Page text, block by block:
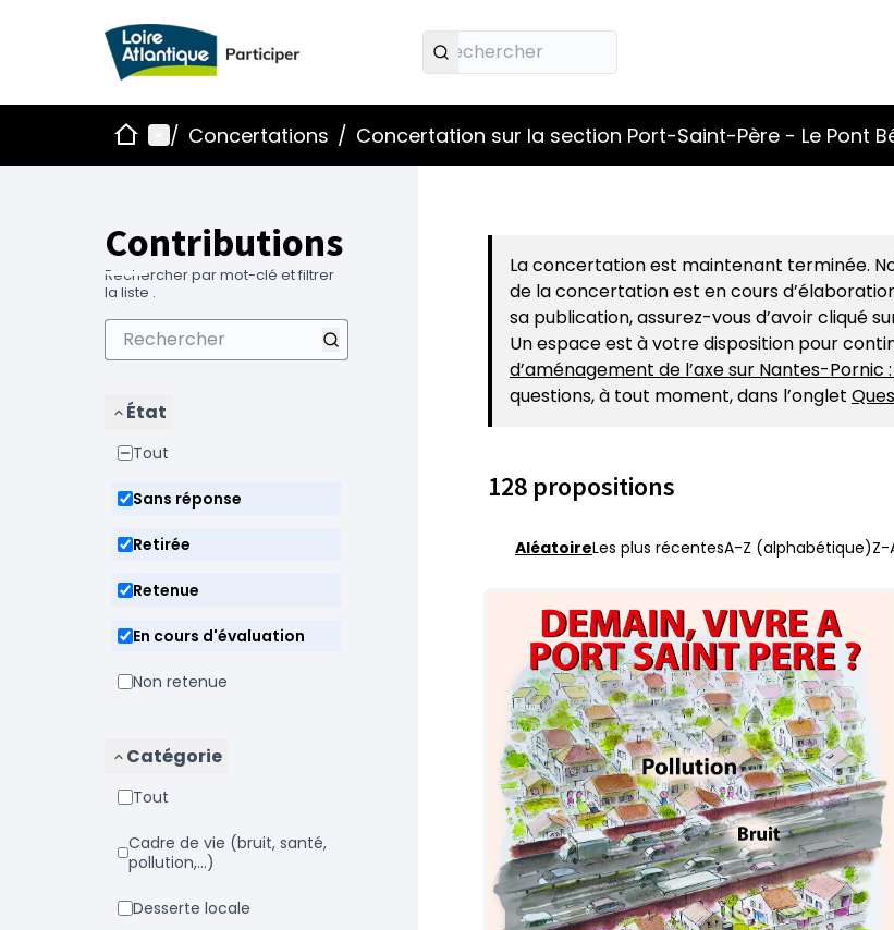
AccueilMenu principal
/ Concertations / Concertation sur la section Port-Saint-Père - Le Pont
Contributions
Rechercher par mot-clé et filtrer
la liste .
État
Tout
Sans réponse
Retirée
Retenue
En cours d'évaluation
Non retenue
Catégorie
Tout
Cadre de vie (bruit, santé,
pollution,...)
Desserte locale
La concertation est maintenant terminée.
de la concertation est en cours
sa publication, assurez-vous d’avoir cliqué
Un espace est à votre disposition pour
d’aménagement de l’axe sur Nantes-
questions, à tout moment, dans l’onglet
128 propositions
AléatoireLes plus récentesA-Z (alphabétique)Z-